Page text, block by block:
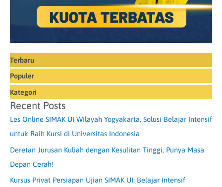
Terbaru
Populer
Kategori
Recent Posts
Les Online SIMAK UI Wilayah Yogyakarta, Solusi Belajar Intensif
untuk Raih Kursi di Universitas Indonesia
Deretan Jurusan Kuliah dengan Kesulitan Tinggi, Punya Masa
Depan Cerah!
Kursus Privat Persiapan Ujian SIMAK UI: Belajar Intensif